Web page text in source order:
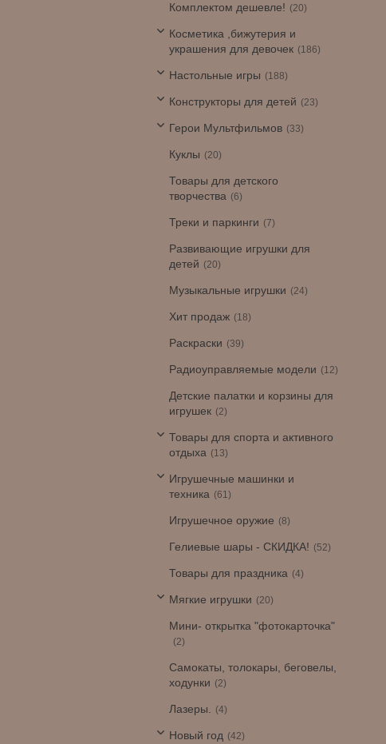
Комплектом дешевле! 20
Косметика ,бижутерия и
украшения для девочек
186
Настольные игры 188
Конструкторы для детей 23
Герои Мультфильмов 33
Куклы 20
Товары для детского
творчества
6
Треки и паркинги 7
Развивающие игрушки для
детей
20
Музыкальные игрушки 24
Хит продаж 18
Раскраски 39
Радиоуправляемые модели 12
Детские палатки и корзины для
игрушек
2
Товары для спорта и активного
отдыха
13
Игрушечные машинки и
техника
61
Игрушечное оружие 8
Гелиевые шары - СКИДКА! 52
Товары для праздника 4
Мягкие игрушки 20
Мини- открытка "фотокарточка"
2
Самокаты, толокары, беговелы,
ходунки
2
Лазеры. 4
Новый год 42